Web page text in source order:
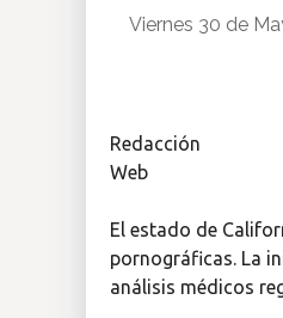
Viernes 30 de
Redacción
Web
El estado de
pornográficas. La
análisis médicos